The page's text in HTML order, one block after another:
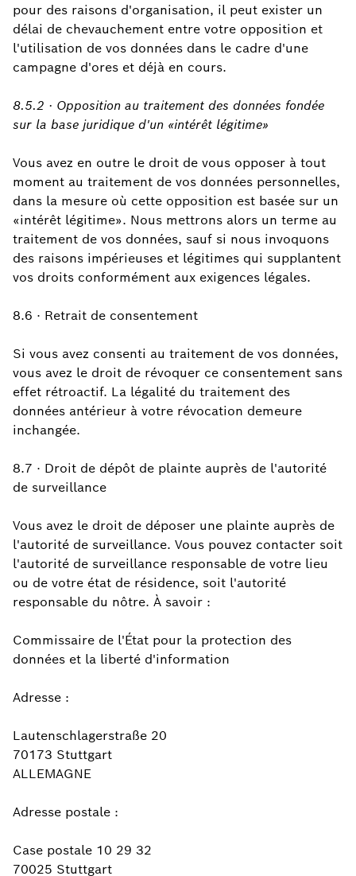
pour des raisons d'organisation, il peut exister un
délai de chevauchement entre votre opposition et
l'utilisation de vos données dans le cadre d'une
campagne d'ores et déjà en cours.
8.5.2 · Opposition au traitement des données fondée
sur la base juridique d'un «intérêt légitime»
Vous avez en outre le droit de vous opposer à tout
moment au traitement de vos données personnelles,
dans la mesure où cette opposition est basée sur un
«intérêt légitime». Nous mettrons alors un terme au
traitement de vos données, sauf si nous invoquons
des raisons impérieuses et légitimes qui supplantent
vos droits conformément aux exigences légales.
8.6 · Retrait de consentement
Si vous avez consenti au traitement de vos données,
vous avez le droit de révoquer ce consentement sans
effet rétroactif. La légalité du traitement des
données antérieur à votre révocation demeure
inchangée.
8.7 · Droit de dépôt de plainte auprès de l'autorité
de surveillance
Vous avez le droit de déposer une plainte auprès de
l'autorité de surveillance. Vous pouvez contacter soit
l'autorité de surveillance responsable de votre lieu
ou de votre état de résidence, soit l'autorité
responsable du nôtre. À savoir :
Commissaire de l'État pour la protection des
données et la liberté d'information
Adresse :
Lautenschlagerstraße 20
70173 Stuttgart
ALLEMAGNE
Adresse postale :
Case postale 10 29 32
70025 Stuttgart